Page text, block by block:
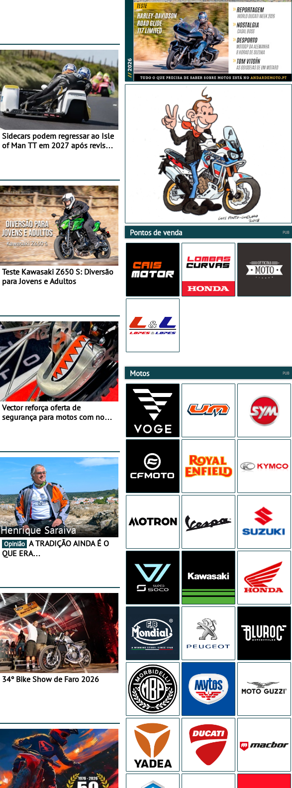
Sidecars podem regressar ao Isle
of Man TT em 2027 após revisão
Teste Kawasaki Z650 S: Diversão
para Jovens e Adultos
Vector reforça oferta de
segurança para motos com nova
Henrique Saraiva
Opinião
QUE ERA…
34º Bike Show de Faro 2026
Pontos de venda
Motos